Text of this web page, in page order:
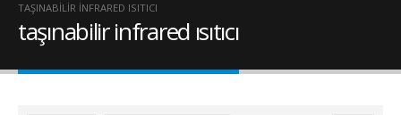
TAŞINABILIR INFRARED ISITICI
taşınabilir infrared ısıtıcı